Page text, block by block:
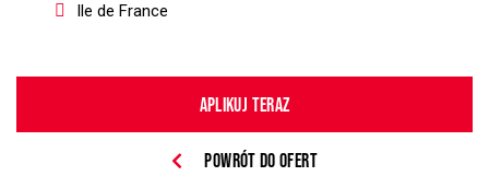
Ile de France
APLIKUJ TERAZ
POWRÓT DO OFERT